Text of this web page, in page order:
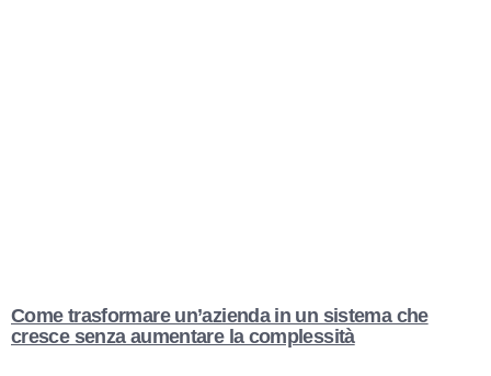
Come trasformare un’azienda in un sistema che
cresce senza aumentare la complessità